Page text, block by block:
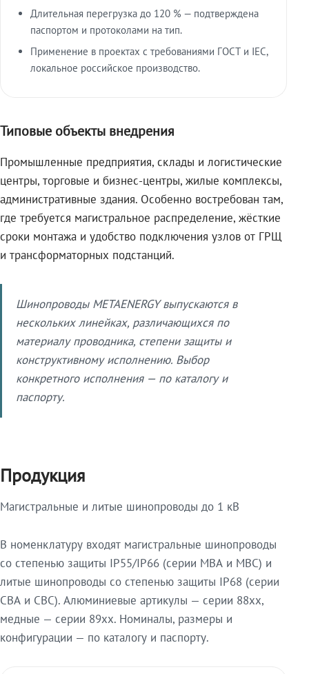
Длительная перегрузка до 120 % — подтверждена
паспортом и протоколами на тип.
Применение в проектах с требованиями ГОСТ и IEC,
локальное российское производство.
Типовые объекты внедрения
Промышленные предприятия, склады и логистические
центры, торговые и бизнес-центры, жилые комплексы,
административные здания. Особенно востребован там,
где требуется магистральное распределение, жёсткие
сроки монтажа и удобство подключения узлов от ГРЩ
и трансформаторных подстанций.
Шинопроводы METAENERGY выпускаются в
нескольких линейках, различающихся по
материалу проводника, степени защиты и
конструктивному исполнению. Выбор
конкретного исполнения — по каталогу и
паспорту.
Продукция
Магистральные и литые шинопроводы до 1 кВ
В номенклатуру входят магистральные шинопроводы
со степенью защиты IP55/IP66 (серии МВА и МВС) и
литые шинопроводы со степенью защиты IP68 (серии
СВА и СВС). Алюминиевые артикулы — серии 88xx,
медные — серии 89xx. Номиналы, размеры и
конфигурации — по каталогу и паспорту.